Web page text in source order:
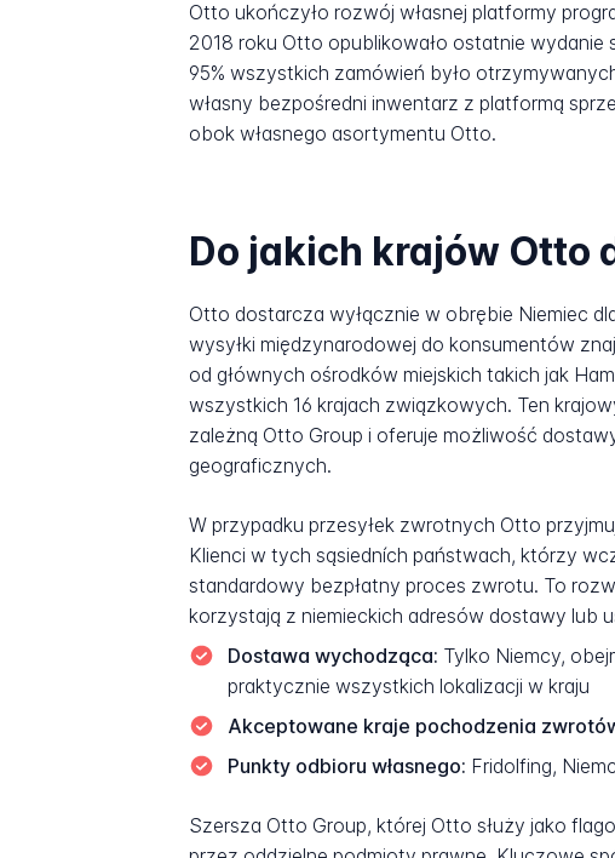
Otto ukończyło rozwój własnej platformy
2018 roku Otto opublikowało ostatnie wydanie
95% wszystkich zamówień było
własny bezpośredni inwentarz z platformą
obok własnego asortymentu Otto.
Do jakich krajów Otto
Otto dostarcza wyłącznie w obrębie Niemiec
wysyłki międzynarodowej do konsumentów
od głównych ośrodków miejskich takich jak
wszystkich 16 krajach związkowych. Ten
zależną Otto Group i oferuje możliwość
geograficznych.
W przypadku przesyłek zwrotnych Otto
Klienci w tych sąsiedních państwach, którzy
standardowy bezpłatny proces zwrotu. To
korzystają z niemieckich adresów dostawy lub
Dostawa wychodząca: Tylko Niemcy,
praktycznie wszystkich lokalizacji w kraju
Akceptowane kraje pochodzenia
Punkty odbioru własnego: Fridolfing,
Szersza Otto Group, której Otto służy jako